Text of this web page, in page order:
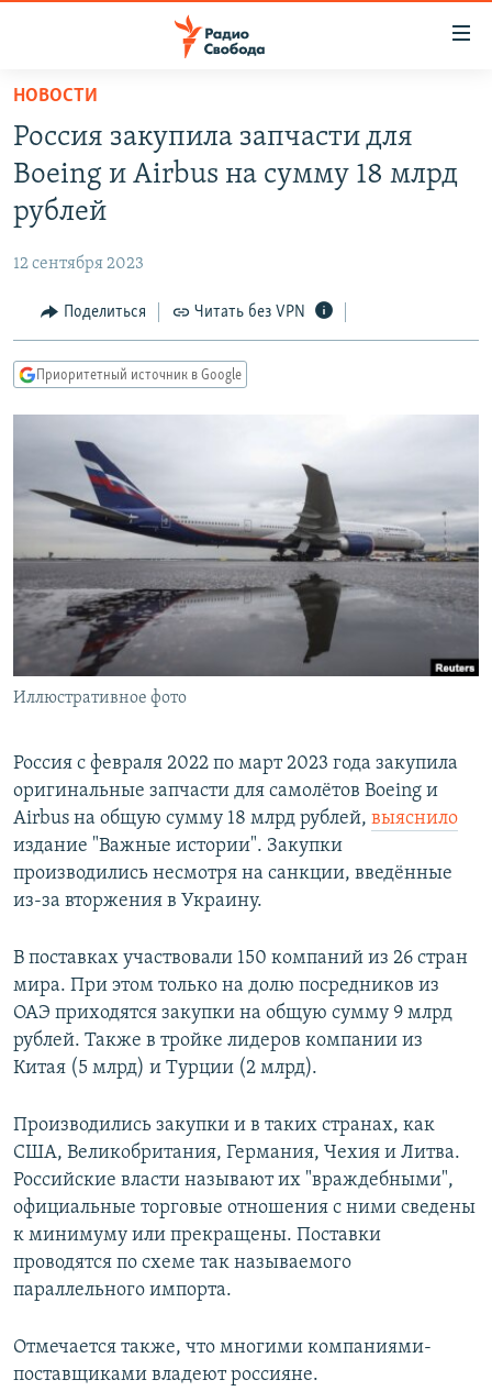
упрощенного
доступа
Вернуться
основному
Вернутся
Вернутся
АВТОРСКИЕ ПРОЕКТЫ
МНЕНИЯ
КУЛЬТУРА
КАВКАЗ.РЕАЛИИ
СИБИРЬ.РЕАЛИИ
РАСПИСАНИЕ ВЕЩАНИЯ
ПОДПИШИТЕСЬ НА РАССЫЛКУ
СОЦИАЛЬНЫЕ СЕТИ
Все сайты РСЕ/РС
НОВОСТИ
Россия закупила запчасти для
Boeing и Airbus на сумму 18 млрд
рублей
12 сентября 2023
Поделиться Читать без VPN
Приоритетный источник в Google
Иллюстративное фото
Россия с февраля 2022 по март 2023 года закупила
оригинальные запчасти для самолётов Boeing и
Airbus на общую сумму 18 млрд рублей, выяснило
издание "Важные истории". Закупки
производились несмотря на санкции, введённые
из-за вторжения в Украину.
В поставках участвовали 150 компаний из 26 стран
мира. При этом только на долю посредников из
ОАЭ приходятся закупки на общую сумму 9 млрд
рублей. Также в тройке лидеров компании из
Китая (5 млрд) и Турции (2 млрд).
Производились закупки и в таких странах, как
США, Великобритания, Германия, Чехия и Литва.
Российские власти называют их "враждебными",
официальные торговые отношения с ними сведены
к минимуму или прекращены. Поставки
проводятся по схеме так называемого
параллельного импорта.
Отмечается также, что многими компаниями-
поставщиками владеют россияне.